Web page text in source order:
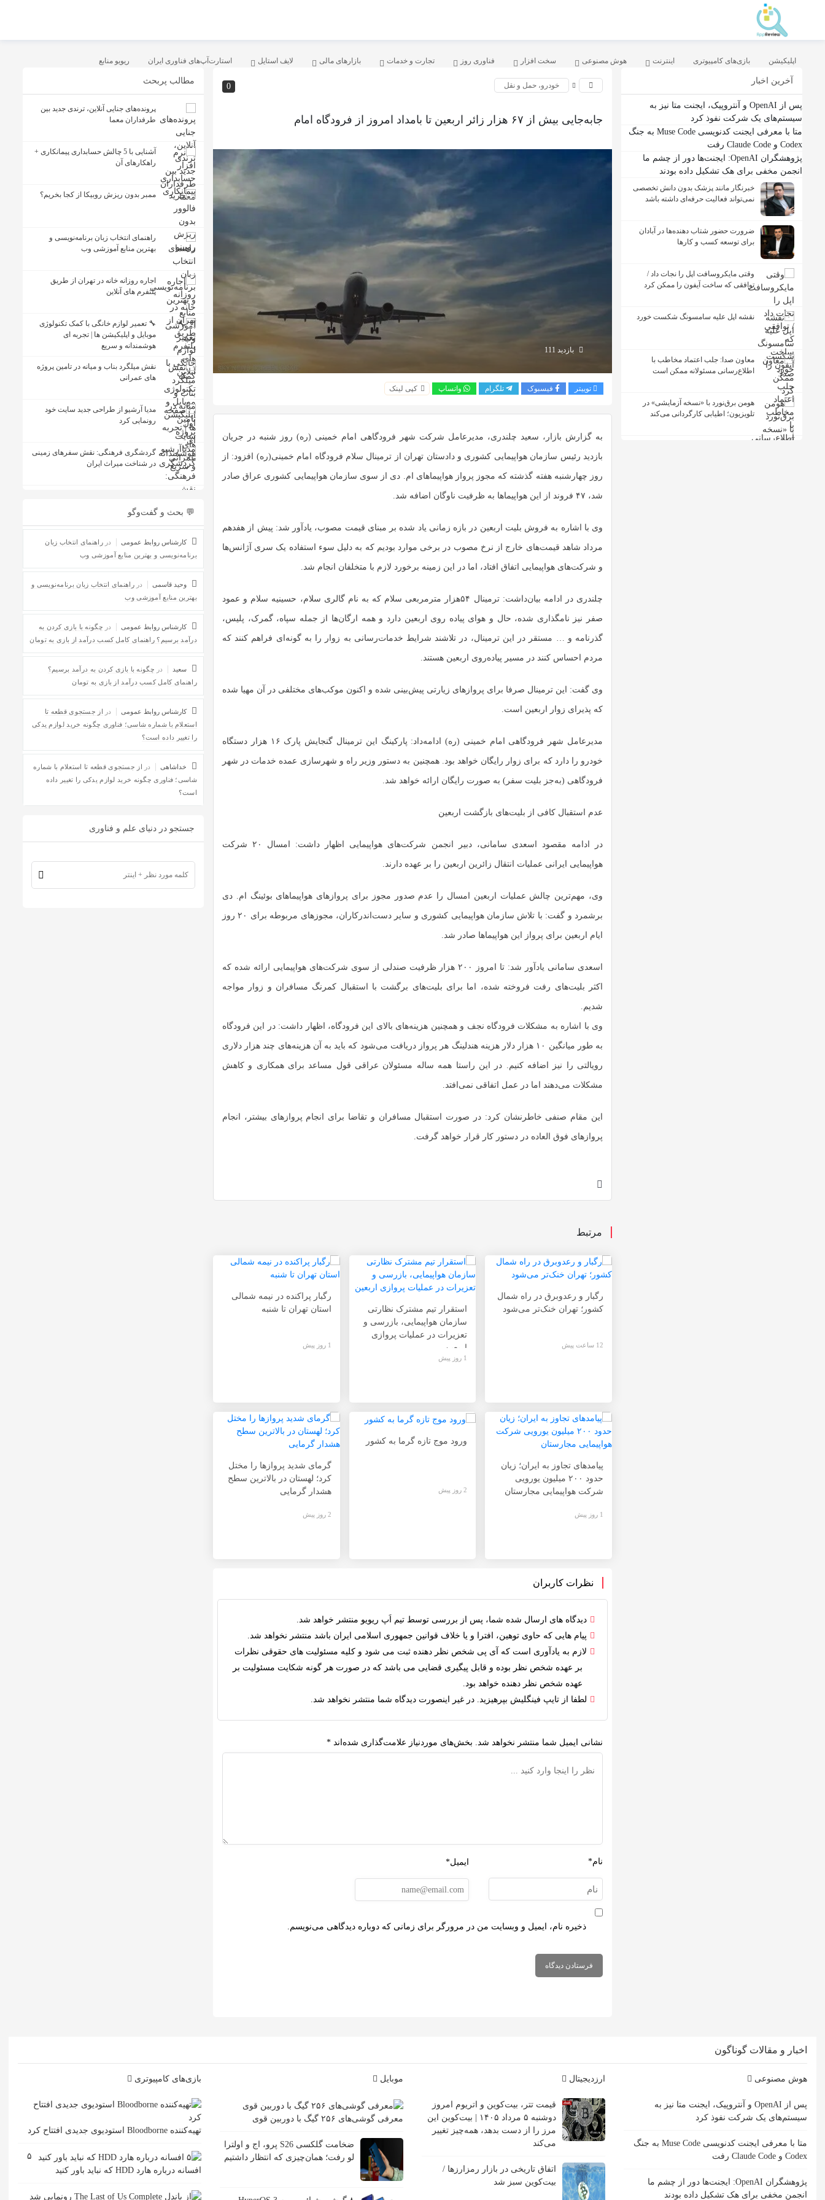
اپلیکیشن بازی‌های کامپیوتری اینترنت هوش مصنوعی سخت افزار فناوری روز تجارت و خدمات بازارهای مالی لایف استایل استارت‌آپ‌های فناوری ایران ریویو منابع
آخرین اخبار
پس از OpenAI و آنتروپیک، ایجنت متا نیز به
سیستم‌های یک شرکت نفوذ کرد
متا با معرفی ایجنت کدنویسی Muse Code به جنگ
Codex و Claude Code رفت
پژوهشگران OpenAI: ایجنت‌ها دور از چشم ما
انجمن مخفی برای هک تشکیل داده بودند
خبرنگار مانند پزشک بدون دانش تخصصی
نمی‌تواند فعالیت حرفه‌ای داشته باشد
ضرورت حضور شتاب ‌دهنده‌ها در آبادان
برای توسعه کسب‌ و کارها
وقتی مایکروسافت اپل را نجات داد /
توافقی که ساخت آیفون را ممکن کرد
نقشه اپل علیه سامسونگ شکست خورد
معاون صدا: جلب اعتماد مخاطب با
اطلاع‌رسانی مسئولانه ممکن است
هومن برق‌نورد با «نسخه آزمایشی» در
تلویزیون؛ اطیابی کارگردانی می‌کند
0 خودرو، حمل و نقل
جابه‌جایی بیش از ۶۷ هزار زائر اربعین تا بامداد امروز از فرودگاه امام
بازدید 111
توییتر فیسبوک تلگرام واتساپ کپی لینک
به گزارش بازار، سعید چلندری، مدیرعامل شرکت شهر فرودگاهی امام خمینی (ره) روز شنبه در جریان
بازدید رئیس سازمان هواپیمایی کشوری و دادستان تهران از ترمینال سلام فرودگاه امام خمینی(ره) افزود: از
روز چهارشنبه هفته گذشته که مجوز پرواز هواپیماهای ام. دی از سوی سازمان هواپیمایی کشوری عراق صادر
شد، ۴۷ فروند از این هواپیماها به ظرفیت ناوگان اضافه شد.
وی با اشاره به فروش بلیت اربعین در بازه زمانی یاد شده بر مبنای قیمت مصوب، یادآور شد: پیش از هفدهم
مرداد شاهد قیمت‌های خارج از نرخ مصوب در برخی موارد بودیم که به دلیل سوء استفاده یک سری آژانس‌ها
و شرکت‌های هواپیمایی اتفاق افتاد، اما در این زمینه برخورد لازم با متخلفان انجام شد.
چلندری در ادامه بیان‌داشت: ترمینال ۵۴هزار مترمربعی سلام که به نام گالری سلام، حسینیه سلام و عمود
صفر نیز نامگذاری شده، حال و هوای پیاده روی اربعین دارد و همه ارگان‌ها از جمله سپاه، گمرک، پلیس،
گذرنامه و … مستقر در این ترمینال، در تلاشند شرایط خدمات‌رسانی به زوار را به گونه‌ای فراهم کنند که
مردم احساس کنند در مسیر پیاده‌روی اربعین هستند.
وی گفت: این ترمینال صرفا برای پروازهای زیارتی پیش‌بینی شده و اکنون موکب‌های مختلفی در آن مهیا شده
که پذیرای زوار اربعین است.
مدیرعامل شهر فرودگاهی امام خمینی (ره) ادامه‌داد: پارکینگ این ترمینال گنجایش پارک ۱۶ هزار دستگاه
خودرو را دارد که برای زوار رایگان خواهد بود. همچنین به دستور وزیر راه و شهرسازی عمده خدمات در شهر
فرودگاهی (به‌جز بلیت سفر) به صورت رایگان ارائه خواهد شد.
عدم استقبال کافی از بلیت‌های بازگشت اربعین
در ادامه مقصود اسعدی سامانی، دبیر انجمن شرکت‌های هواپیمایی اظهار داشت: امسال ۲۰ شرکت
هواپیمایی ایرانی عملیات انتقال زائرین اربعین را بر عهده دارند.
وی، مهم‌ترین چالش عملیات اربعین امسال را عدم صدور مجوز برای پروازهای هواپیماهای بوئینگ ام. دی
برشمرد و گفت: با تلاش سازمان هواپیمایی کشوری و سایر دست‌اندرکاران، مجوزهای مربوطه برای ۲۰ روز
ایام اربعین برای پرواز این هواپیماها صادر شد.
اسعدی سامانی یادآور شد: تا امروز ۲۰۰ هزار ظرفیت صندلی از سوی شرکت‌های هواپیمایی ارائه شده که
اکثر بلیت‌های رفت فروخته شده، اما برای بلیت‌های برگشت با استقبال کمرنگ مسافران و زوار مواجه
شدیم.
وی با اشاره به مشکلات فرودگاه نجف و همچنین هزینه‌های بالای این فرودگاه، اظهار داشت: در این فرودگاه
به طور میانگین ۱۰ هزار دلار هزینه هندلینگ هر پرواز دریافت می‌شود که باید به آن هزینه‌های چند هزار دلاری
رویالتی را نیز اضافه کنیم. در این راستا همه ساله مسئولان عراقی قول مساعد برای همکاری و کاهش
مشکلات می‌دهند اما در عمل اتفاقی نمی‌افتد.
این مقام صنفی خاطرنشان کرد: در صورت استقبال مسافران و تقاضا برای انجام پروازهای بیشتر، انجام
پروازهای فوق العاده در دستور کار قرار خواهد گرفت.
مرتبط
رگبار و رعدوبرق در راه شمال
کشور؛ تهران خنک‌تر می‌شود
12 ساعت پیش
استقرار تیم مشترک نظارتی
سازمان هواپیمایی، بازرسی و
تعزیرات در عملیات پروازی
اربعین
1 روز پیش
رگبار پراکنده در نیمه شمالی
استان تهران تا شنبه
1 روز پیش
پیامدهای تجاوز به ایران؛ زیان
حدود ۲۰۰ میلیون یورویی
شرکت هواپیمایی مجارستان
1 روز پیش
ورود موج تازه گرما به کشور
2 روز پیش
گرمای شدید پروازها را مختل
کرد؛ لهستان در بالاترین سطح
هشدار گرمایی
2 روز پیش
نظرات کاربران
دیدگاه های ارسال شده شما، پس از بررسی توسط تیم اَپ ریویو منتشر خواهد شد.
پیام هایی که حاوی توهین، افترا و یا خلاف قوانین جمهوری اسلامی ایران باشد منتشر نخواهد شد.
لازم به یادآوری است که آی پی شخص نظر دهنده ثبت می شود و کلیه مسئولیت های حقوقی نظرات
بر عهده شخص نظر بوده و قابل پیگیری قضایی می باشد که در صورت هر گونه شکایت مسئولیت بر
عهده شخص نظر دهنده خواهد بود.
لطفا از تایپ فینگلیش بپرهیزید. در غیر اینصورت دیدگاه شما منتشر نخواهد شد.
نشانی ایمیل شما منتشر نخواهد شد. بخش‌های موردنیاز علامت‌گذاری شده‌اند *
نام* ایمیل*
ذخیره نام، ایمیل و وبسایت من در مرورگر برای زمانی که دوباره دیدگاهی می‌نویسم.
مطالب پربحث
پرونده‌های جنایی آنلاین، ترندی جدید بین
طرفداران معما
آشنایی با 5 چالش حسابداری پیمانکاری +
راهکارهای آن
ممبر بدون ریزش روبیکا از کجا بخریم؟
راهنمای انتخاب زبان برنامه‌نویسی و
بهترین منابع آموزشی وب
اجاره روزانه خانه در تهران از طریق
پلتفرم های آنلاین
🔧 تعمیر لوازم خانگی با کمک تکنولوژی
موبایل و اپلیکیشن ها | تجربه ای
هوشمندانه و سریع
نقش میلگرد بناب و میانه در تامین پروژه
های عمرانی
مدیا آرشیو از طراحی جدید سایت خود
رونمایی کرد
گردشگری فرهنگی: نقش سفرهای زمینی
در شناخت میراث ایران
💬 بحث و گفت‌وگو
کارشناس روابط عمومی در راهنمای انتخاب زبان
برنامه‌نویسی و بهترین منابع آموزشی وب
وحید قاسمی در راهنمای انتخاب زبان برنامه‌نویسی و
بهترین منابع آموزشی وب
کارشناس روابط عمومی در چگونه با بازی کردن به
درآمد برسیم؟ راهنمای کامل کسب درآمد از بازی به تومان
سعید در چگونه با بازی کردن به درآمد برسیم؟
راهنمای کامل کسب درآمد از بازی به تومان
کارشناس روابط عمومی در از جستجوی قطعه تا
استعلام با شماره شاسی؛ فناوری چگونه خرید لوازم یدکی
را تغییر داده است؟
خداشاهی در از جستجوی قطعه تا استعلام با شماره
شاسی؛ فناوری چگونه خرید لوازم یدکی را تغییر داده
است؟
جستجو در دنیای علم و فناوری
اخبار و مقالات گوناگون
هوش مصنوعی
پس از OpenAI و آنتروپیک، ایجنت متا نیز به
سیستم‌های یک شرکت نفوذ کرد
متا با معرفی ایجنت کدنویسی Muse Code به جنگ
Codex و Claude Code رفت
پژوهشگران OpenAI: ایجنت‌ها دور از چشم ما
انجمن مخفی برای هک تشکیل داده بودند
ارزدیجیتال
قیمت تتر، بیت‌کوین و اتریوم امروز
دوشنبه ۵ مرداد ۱۴۰۵ | بیت‌کوین این
مرز را از دست بدهد، همه‌چیز تغییر
می‌کند
اتفاق تاریخی در بازار رمزارزها /
بیت‌کوین سبز شد
موبایل
معرفی گوشی‌های ۲۵۶ گیگ با دوربین قوی
ضخامت گلکسی S26 پرو، اج و اولترا
لو رفت؛ همان‌چیزی که انتظار داشتیم
بازی‌های کامپیوتری
تهیه‌کننده Bloodborne استودیوی جدیدی افتتاح کرد
۵
افسانه درباره هارد HDD که نباید باور کنید